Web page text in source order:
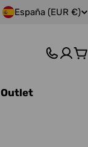
P
s
España (EUR €)
Outlet